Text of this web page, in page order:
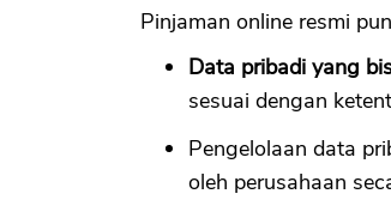
Pinjaman online resmi
Data pribadi yang
sesuai dengan
Pengelolaan data
oleh perusahaan